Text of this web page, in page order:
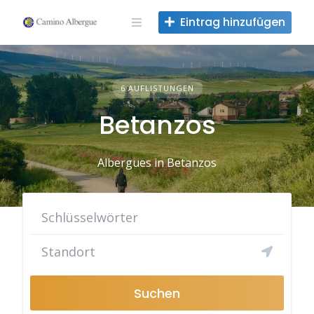
Inhalt
springen
Eintrag hinzufügen
6 AUFLISTUNGEN
Betanzos
Albergues in Betanzos
Suchen